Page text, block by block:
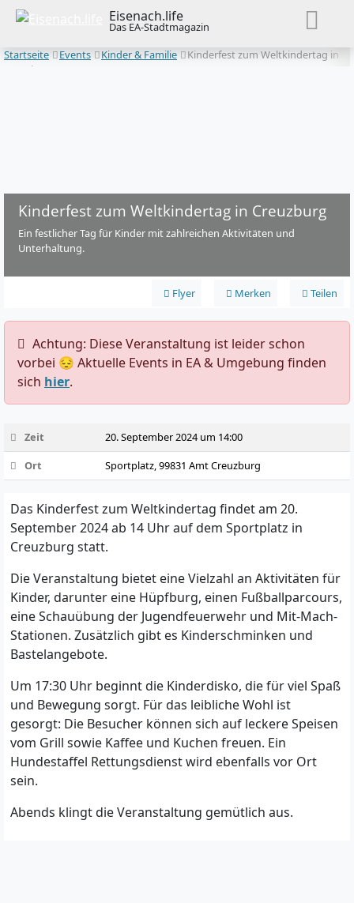
Eisenach.life
Das EA-Stadtmagazin
Startseite
Events Kinder & Familie
Kinderfest zum Weltkindertag in
Creuzburg
Kinderfest zum Weltkindertag in Creuzburg
Ein festlicher Tag für Kinder mit zahlreichen Aktivitäten und
Unterhaltung.
Flyer Merken Teilen
️ Achtung: Diese Veranstaltung ist leider schon
vorbei 😔 Aktuelle Events in EA & Umgebung finden
sich hier.
Zeit
20. September 2024 um 14:00
Ort
Sportplatz, 99831 Amt Creuzburg
Das Kinderfest zum Weltkindertag findet am 20.
September 2024 ab 14 Uhr auf dem Sportplatz in
Creuzburg statt.
Die Veranstaltung bietet eine Vielzahl an Aktivitäten für
Kinder, darunter eine Hüpfburg, einen Fußballparcours,
eine Schauübung der Jugendfeuerwehr und Mit-Mach-
Stationen. Zusätzlich gibt es Kinderschminken und
Bastelangebote.
Um 17:30 Uhr beginnt die Kinderdisko, die für viel Spaß
und Bewegung sorgt. Für das leibliche Wohl ist
gesorgt: Die Besucher können sich auf leckere Speisen
vom Grill sowie Kaffee und Kuchen freuen. Ein
Hundestaffel Rettungsdienst wird ebenfalls vor Ort
sein.
Abends klingt die Veranstaltung gemütlich aus.